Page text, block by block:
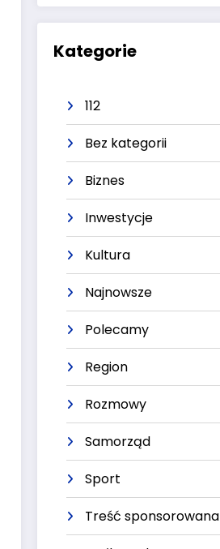
Kategorie
112
Bez kategorii
Biznes
Inwestycje
Kultura
Najnowsze
Polecamy
Region
Rozmowy
Samorząd
Sport
Treść sponsorowana